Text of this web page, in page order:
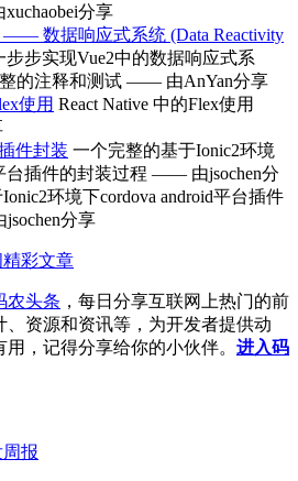
分享
数据响应式系统 (Data Reactivity
步步实现Vue2中的数据响应式系
的注释和测试 —— 由AnYan分享
使用 React Native 中的Flex使用
件封装 一个完整的基于Ionic2环境
台插件的封装过程 —— 由jsochen分
环境下cordova android平台插件
分享
彩文章
农头条 ，每日分享互联网上热门的前
资源和资讯等，为开发者提供动
，记得分享给你的小伙伴。 进入码
周报